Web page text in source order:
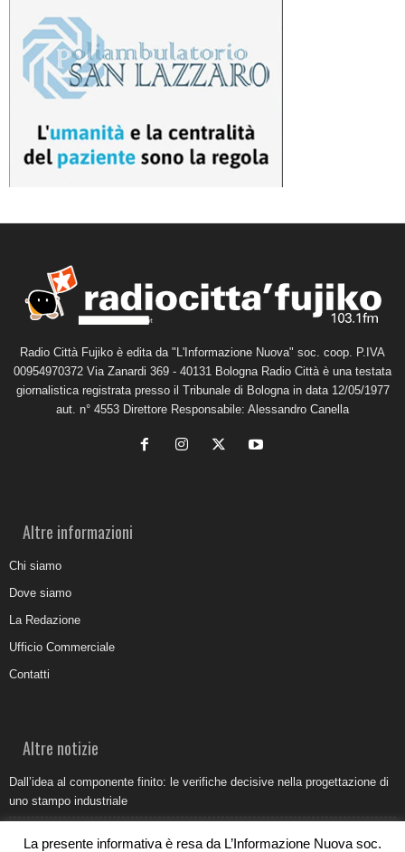
Radio Città Fujiko è edita da "L'Informazione Nuova" soc. coop. P.IVA
00954970372 Via Zanardi 369 - 40131 Bologna Radio Città è una testata
giornalistica registrata presso il Tribunale di Bologna in data 12/05/1977
aut. n° 4553 Direttore Responsabile: Alessandro Canella
Altre informazioni
Chi siamo
Dove siamo
La Redazione
Ufficio Commerciale
Contatti
Altre notizie
Dall’idea al componente finito: le verifiche decisive nella progettazione di
uno stampo industriale
La presente informativa è resa da L’Informazione Nuova soc.